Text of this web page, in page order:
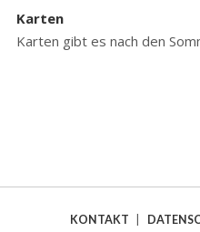
Karten
Karten gibt es nach den
KONTAKT